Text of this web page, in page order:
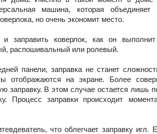
машина, которая
но очень экономит место.
заправить коверлок, как он
распошивальный или ролевый.
панели, заправка не станет
отображаются на экране. Более
заправку. В этом случае остается лишь
Процесс заправки происходит
что облегчает заправку игл.